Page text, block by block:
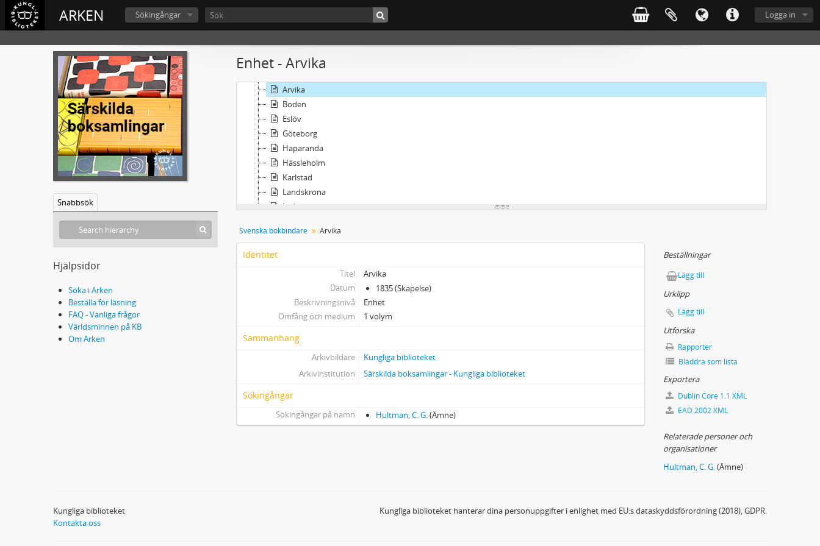
ARKEN Logga in
Sökingångar
Snabbsök
Hjälpsidor
Söka i Arken
Beställa för läsning
FAQ - Vanliga frågor
Världsminnen på KB
Om Arken
Enhet - Arvika
Arvika
Boden
Eslöv
Göteborg
Haparanda
Hässleholm
Karlstad
Landskrona
Linköping
Malmö
Trollhättan
Uppsala
Örebro
Fotografier, artiklar m.m.
Svenska bokbindare Arvika
Identitet
Titel
Arvika
Datum
1835 (Skapelse)
Beskrivningsnivå
Enhet
Omfång och medium
1 volym
Sammanhang
Arkivbildare
Kungliga biblioteket
Arkivinstitution
Särskilda boksamlingar - Kungliga biblioteket
Sökingångar
Sökingångar på namn Hultman, C. G.(Ämne)
Beställningar
Lägg till
Urklipp
Lägg till
Utforska
Rapporter
Bläddra som lista
Exportera
Dublin Core 1.1 XML
EAD 2002 XML
Relaterade personer och
organisationer
Hultman, C. G.(Ämne)
Kungliga biblioteket
Kontakta oss
Kungliga biblioteket hanterar dina personuppgifter i enlighet med EU:s dataskyddsförordning (2018), GDPR.